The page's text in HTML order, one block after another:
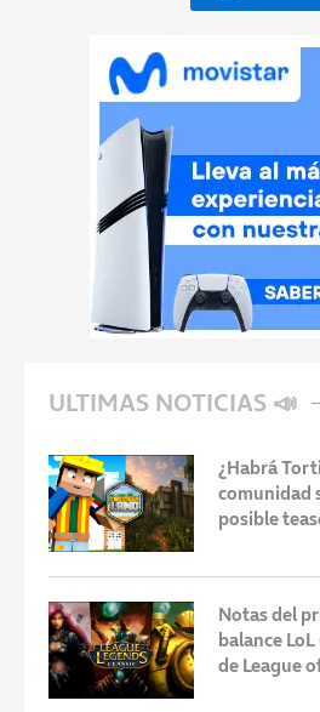
ULTIMAS NOTICIAS 📣
¿Habrá
comunidad
posible
Notas del
balance
de League